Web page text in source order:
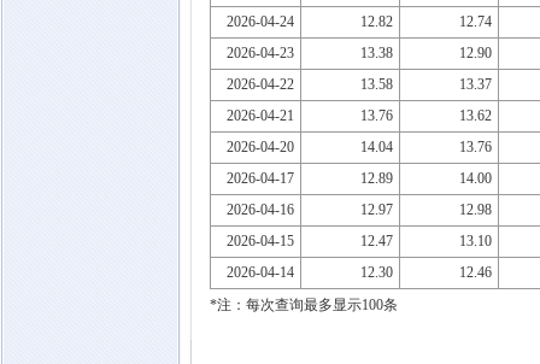
2026-04-24
12.82
12.74
2026-04-23
13.38
12.90
2026-04-22
13.58
13.37
2026-04-21
13.76
13.62
2026-04-20
14.04
13.76
2026-04-17
12.89
14.00
2026-04-16
12.97
12.98
2026-04-15
12.47
13.10
2026-04-14
12.30
12.46
*注：每次查询最多显示100条